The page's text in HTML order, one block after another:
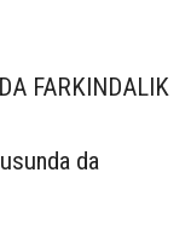
FARKINDALIK
da